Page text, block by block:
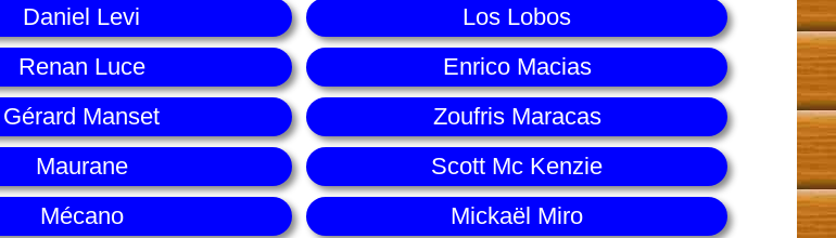
Daniel Levi
Los Lobos
Renan Luce
Enrico Macias
Gérard Manset
Zoufris Maracas
Maurane
Scott Mc Kenzie
Mécano
Mickaël Miro